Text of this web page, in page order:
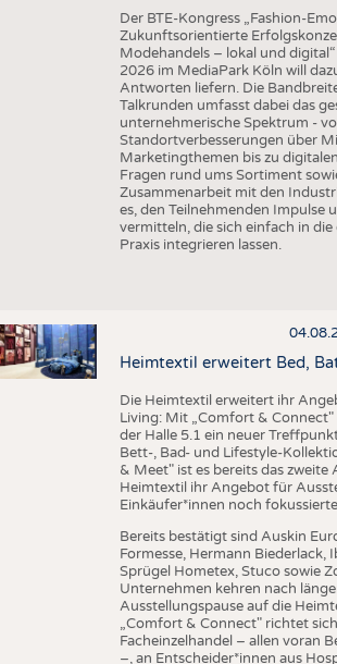
PUBLIKATIONEN
Der BTE-Kongress „Fashion-
Zukunftsorientierte
Modehandels – lokal und
2026 im MediaPark Köln will
Antworten liefern. Die
Talkrunden umfasst dabei das
unternehmerische Spektrum -
Standortverbesserungen über
Marketingthemen bis zu
Fragen rund ums Sortiment
Zusammenarbeit mit den
es, den Teilnehmenden Impulse
vermitteln, die sich einfach in
Praxis integrieren lassen.
Heimtextil erweitert Bed,
Die Heimtextil erweitert ihr
Living: Mit „Comfort &
der Halle 5.1 ein neuer
Bett-, Bad- und Lifestyle-
& Meet" ist es bereits das zweite
Heimtextil ihr Angebot für
Einkäufer*innen noch
Bereits bestätigt sind Auskin
Formesse, Hermann Biederlack,
Sprügel Hometex, Stuco sowie
Unternehmen kehren nach
Ausstellungspause auf die
„Comfort & Connect" richtet
Facheinzelhandel – allen voran
–, an Entscheider*innen aus